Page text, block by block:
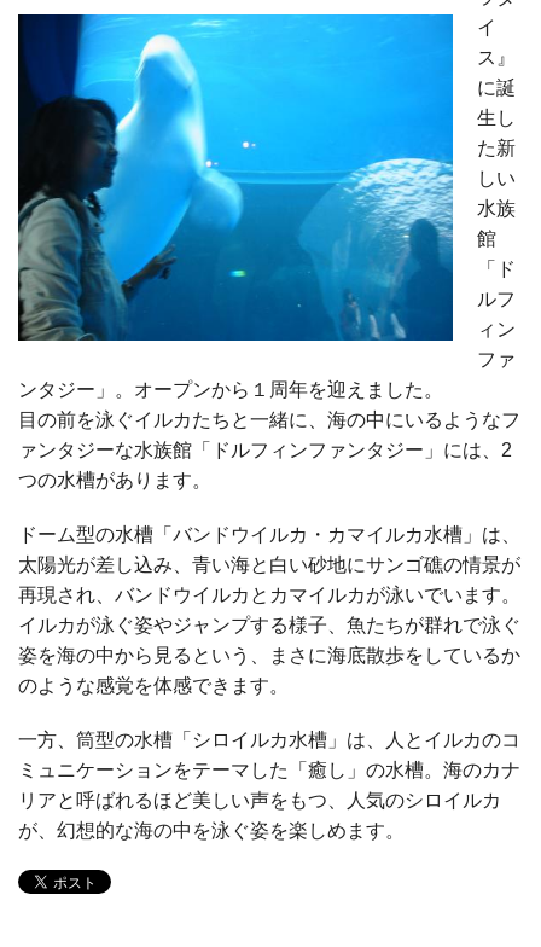
イ
ス』
に誕
生し
た新
しい
水族
館
「ド
ルフ
ィン
ファ
ンタジー」。オープンから１周年を迎えました。
目の前を泳ぐイルカたちと一緒に、海の中にいるようなフ
ァンタジーな水族館「ドルフィンファンタジー」には、2
つの水槽があります。
ドーム型の水槽「バンドウイルカ・カマイルカ水槽」は、
太陽光が差し込み、青い海と白い砂地にサンゴ礁の情景が
再現され、バンドウイルカとカマイルカが泳いでいます。
イルカが泳ぐ姿やジャンプする様子、魚たちが群れで泳ぐ
姿を海の中から見るという、まさに海底散歩をしているか
のような感覚を体感できます。
一方、筒型の水槽「シロイルカ水槽」は、人とイルカのコ
ミュニケーションをテーマした「癒し」の水槽。海のカナ
リアと呼ばれるほど美しい声をもつ、人気のシロイルカ
が、幻想的な海の中を泳ぐ姿を楽しめます。